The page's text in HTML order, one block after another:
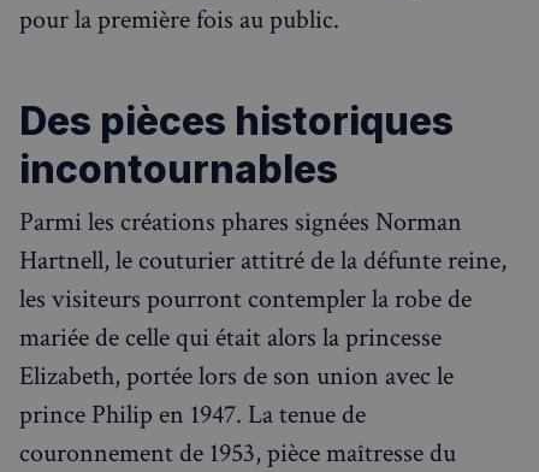
pour la première fois au public.
Des pièces historiques
incontournables
Parmi les créations phares signées Norman
Hartnell, le couturier attitré de la défunte reine,
les visiteurs pourront contempler la robe de
mariée de celle qui était alors la princesse
Elizabeth, portée lors de son union avec le
prince Philip en 1947. La tenue de
couronnement de 1953, pièce maîtresse du